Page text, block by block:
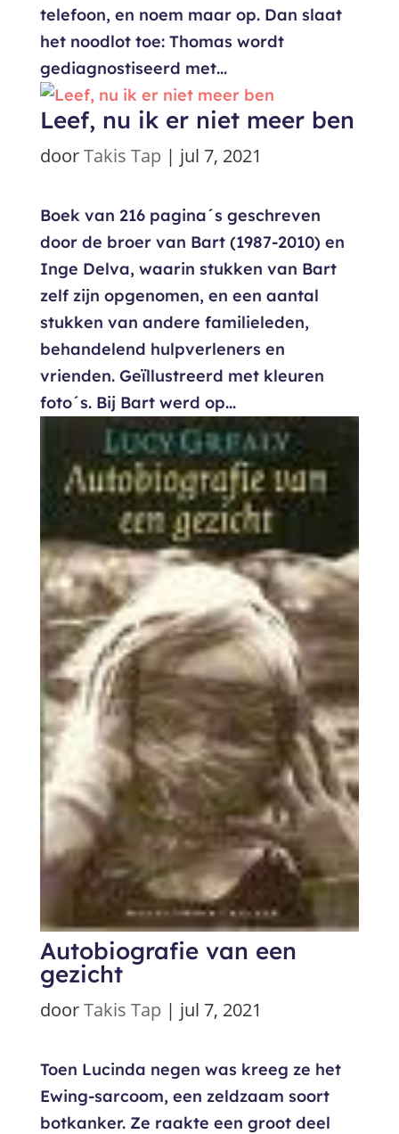
telefoon, en noem maar op. Dan slaat
het noodlot toe: Thomas wordt
gediagnostiseerd met...
Leef, nu ik er niet meer ben
doorTakis Tap | jul 7, 2021
Boek van 216 pagina´s geschreven
door de broer van Bart (1987-2010) en
Inge Delva, waarin stukken van Bart
zelf zijn opgenomen, en een aantal
stukken van andere familieleden,
behandelend hulpverleners en
vrienden. Geïllustreerd met kleuren
foto´s. Bij Bart werd op...
Autobiografie van een
gezicht
doorTakis Tap | jul 7, 2021
Toen Lucinda negen was kreeg ze het
Ewing-sarcoom, een zeldzaam soort
botkanker. Ze raakte een groot deel